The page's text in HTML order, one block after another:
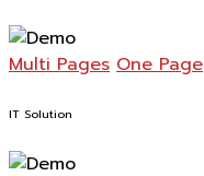
Multi Pages One Page
IT Solution